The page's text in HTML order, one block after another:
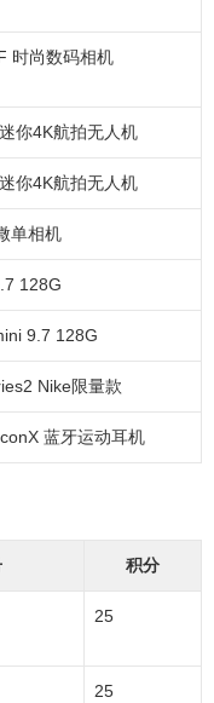
时尚数码相机
你4K航拍无人机
你4K航拍无人机
单相机
128G
9.7 128G
Nike限量款
蓝牙运动耳机
积分
25
25